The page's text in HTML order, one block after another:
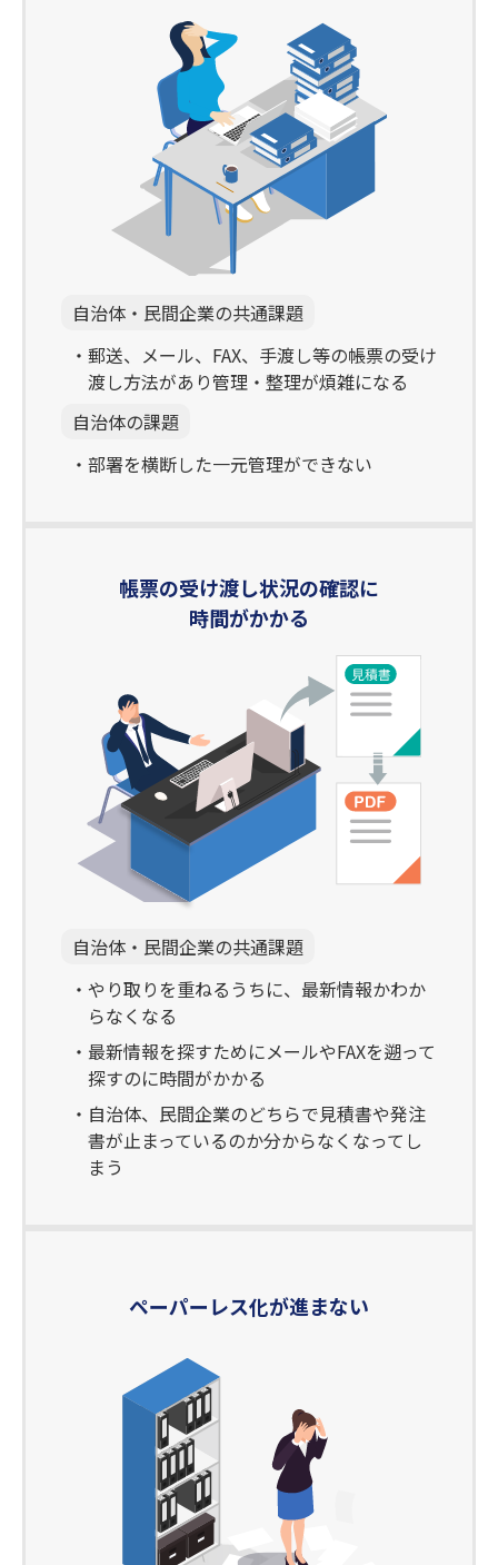
自治体・民間企業の共通課題
郵送、メール、FAX、手渡し等の帳票の受け
渡し方法があり管理・整理が煩雑になる
自治体の課題
部署を横断した一元管理ができない
帳票の受け渡し状況の確認に
時間がかかる
自治体・民間企業の共通課題
やり取りを重ねるうちに、最新情報かわか
らなくなる
最新情報を探すためにメールやFAXを遡って
探すのに時間がかかる
自治体、民間企業のどちらで見積書や発注
書が止まっているのか分からなくなってし
まう
ペーパーレス化が進まない